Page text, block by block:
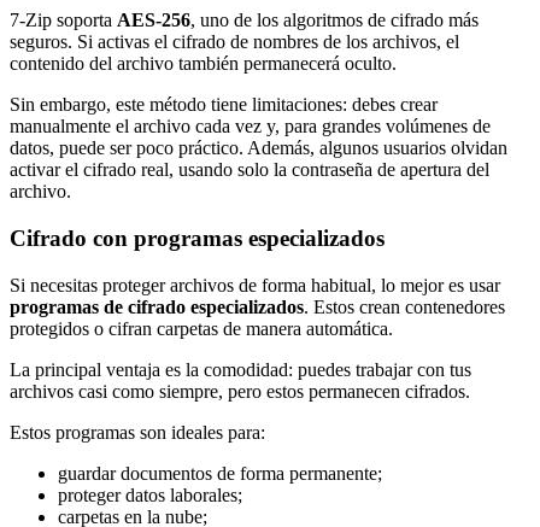
7-Zip soporta AES-256, uno de los algoritmos de cifrado más
seguros. Si activas el cifrado de nombres de los archivos, el
contenido del archivo también permanecerá oculto.
Sin embargo, este método tiene limitaciones: debes crear
manualmente el archivo cada vez y, para grandes volúmenes de
datos, puede ser poco práctico. Además, algunos usuarios olvidan
activar el cifrado real, usando solo la contraseña de apertura del
archivo.
Cifrado con programas especializados
Si necesitas proteger archivos de forma habitual, lo mejor es usar
programas de cifrado especializados. Estos crean contenedores
protegidos o cifran carpetas de manera automática.
La principal ventaja es la comodidad: puedes trabajar con tus
archivos casi como siempre, pero estos permanecen cifrados.
Estos programas son ideales para:
guardar documentos de forma permanente;
proteger datos laborales;
carpetas en la nube;